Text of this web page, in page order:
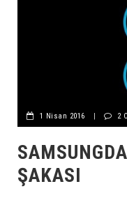
1 Nisan 2016 2
ŞAKASI